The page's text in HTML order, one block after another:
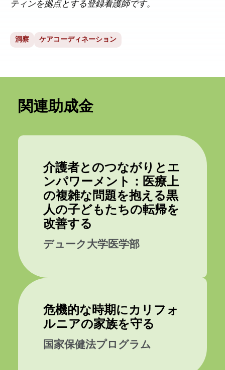
ティンを拠点とする登録看護師です。
洞察 ケアコーディネーション
関連助成金
介護者とのつながりとエ
ンパワーメント：医療上
の複雑な問題を抱える黒
人の子どもたちの転帰を
改善する
デューク大学医学部
危機的な時期にカリフォ
ルニアの家族を守る
国家保健法プログラム